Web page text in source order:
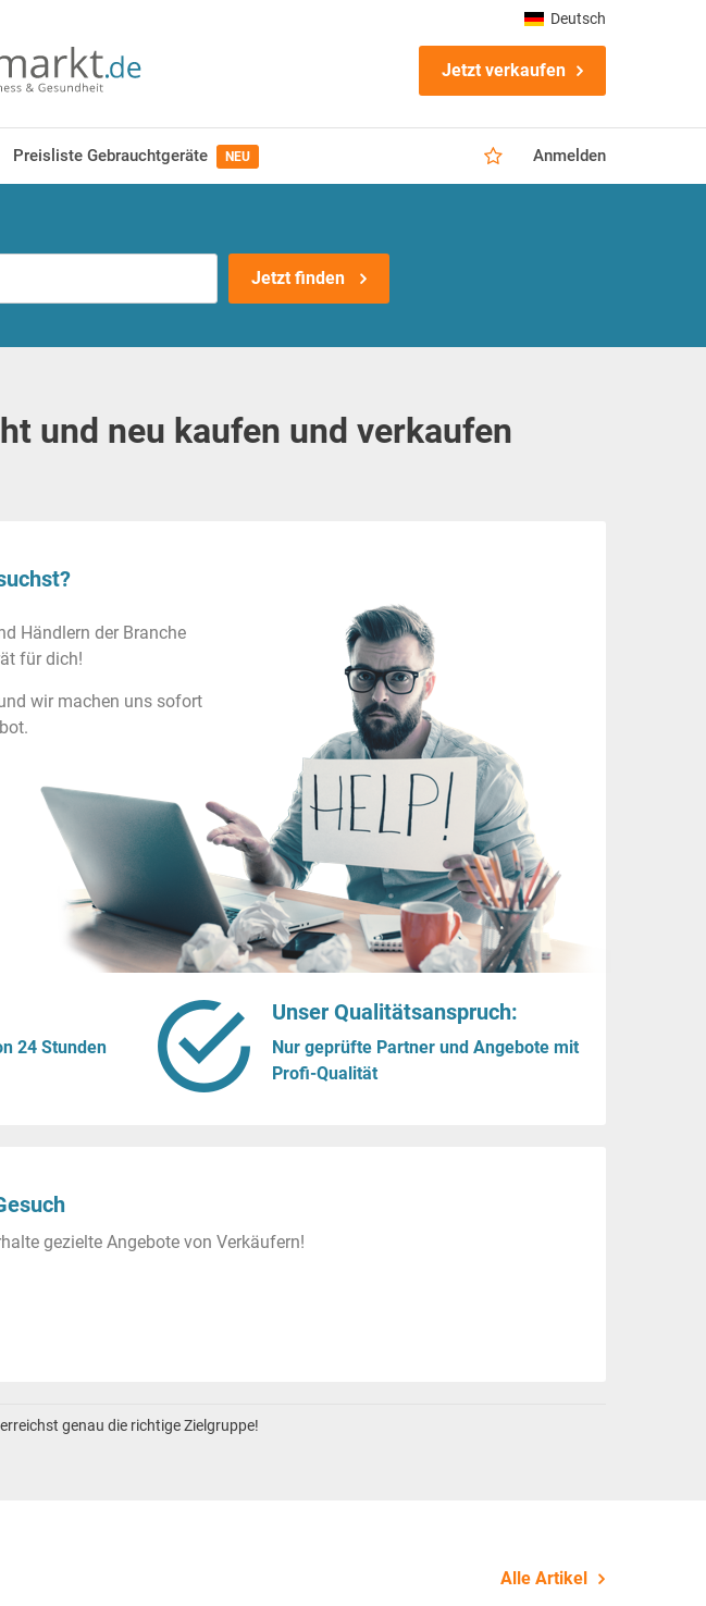
Jetzt verkaufen
Preisliste Gebrauchtgeräte NEU Anmelden
Deutsch
Jetzt finden
und neu kaufen und verkaufen
Händlern der Branche
für dich!
wir machen uns sofort
24 Stunden
Unser Qualitätsanspruch:
Nur geprüfte Partner und Angebote mit
Profi-Qualität
gezielte Angebote von Verkäufern!
genau die richtige Zielgruppe!
Alle Artikel